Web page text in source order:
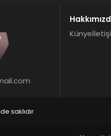
Künye
saklıdır.